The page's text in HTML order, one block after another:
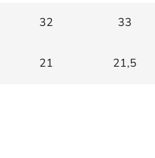
32 33
21 21,5